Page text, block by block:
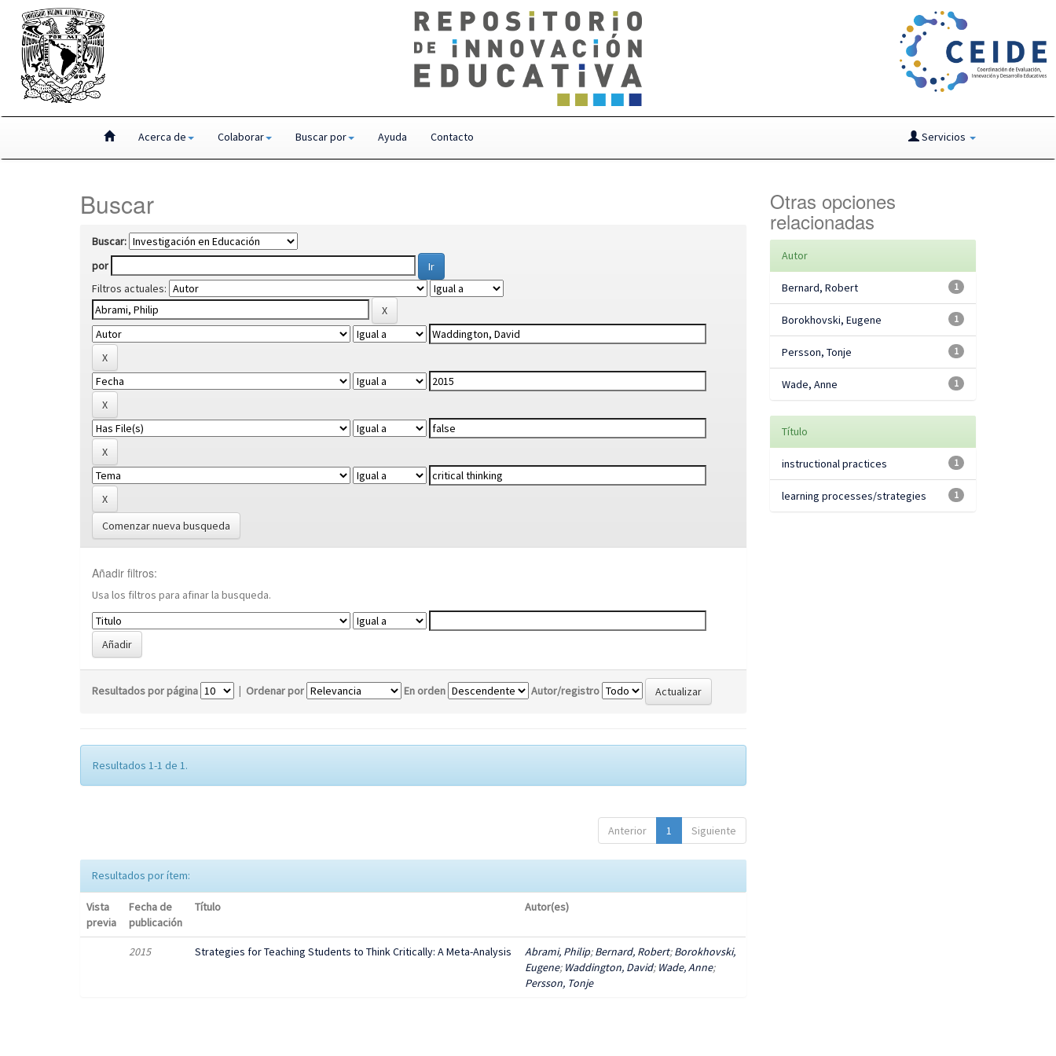
Acerca de Colaborar Buscar por Ayuda Contacto Servicios
Buscar
Buscar:
por
Filtros actuales:
Comenzar nueva busqueda
Añadir filtros:
Usa los filtros para afinar la busqueda.
Resultados por página | Ordenar por En orden Autor/registro
Resultados 1-1 de 1.
Anterior 1 Siguiente
Resultados por ítem:
Vista
previa
Fecha de
publicación
Título Autor(es)
2015 Strategies for Teaching Students to Think Critically: A Meta-Analysis Abrami, Philip;Bernard, Robert;Borokhovski,
Eugene; Waddington, David; Wade, Anne;
Persson, Tonje
Otras opciones
relacionadas
Autor
1
Bernard, Robert
1
Borokhovski, Eugene
1
Persson, Tonje
1
Wade, Anne
Título
1
instructional practices
1
learning processes/strategies